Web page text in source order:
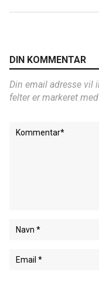
DIN KOMMENTAR
Din email adresse vil
felter er markeret